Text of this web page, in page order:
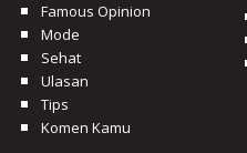
Famous Opinion
Mode
Sehat
Ulasan
Tips
Komen Kamu